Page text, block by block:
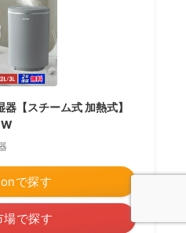
【スチーム式 加熱式】
で探す
場で探す